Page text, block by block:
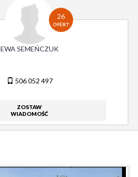
26
OFERT
EWA SEMEŃCZUK
506 052 497
ZOSTAW
WIADOMOŚĆ